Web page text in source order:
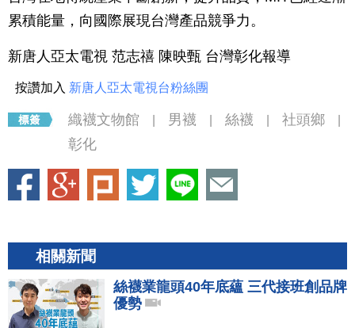
累積能量，向國際展現台灣產品競爭力。
新唐人亞太電視 范志禧 陳映甄 台灣彰化報導
按讚加入 新唐人亞太電視台粉絲團
織襪文物館 男襪 絲襪 社頭鄉
彰化
相關新聞
絲襪業龍頭40年底蘊 三代接班創品牌
優勢